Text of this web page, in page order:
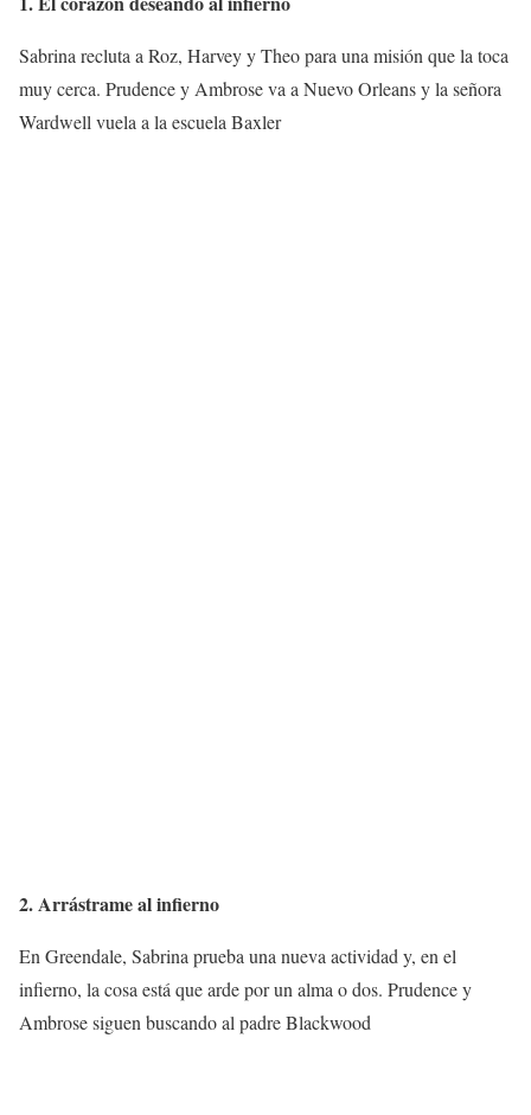
Sabrina recluta a Roz, Harvey y Theo para una misión que la toca
muy cerca. Prudence y Ambrose va a Nuevo Orleans y la señora
Wardwell vuela a la escuela Baxler
2. Arrástrame al infierno
En Greendale, Sabrina prueba una nueva actividad y, en el
infierno, la cosa está que arde por un alma o dos. Prudence y
Ambrose siguen buscando al padre Blackwood